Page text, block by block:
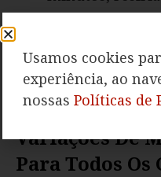
usar, saia
já quente – não
Variações De
Para Todos Os
Usamos cookies
experiência, ao
nossas Políticas de